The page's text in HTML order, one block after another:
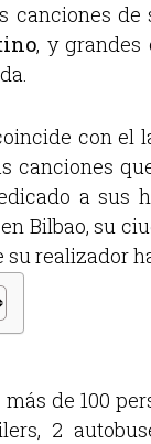
canciones
, y grandes
con el
canciones
a sus
Bilbao, su
su realizador
de 100
2